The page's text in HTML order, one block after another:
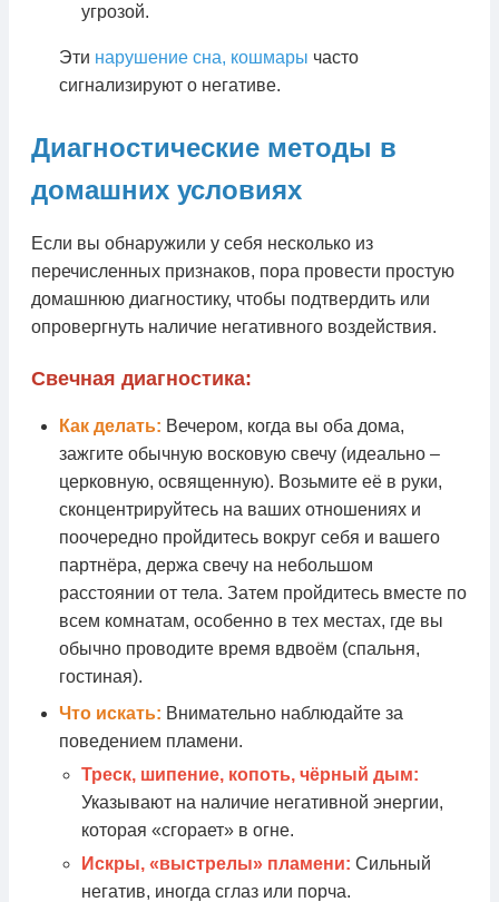
угрозой.
Эти нарушение сна, кошмары часто
сигнализируют о негативе.
Диагностические методы в
домашних условиях
Если вы обнаружили у себя несколько из
перечисленных признаков, пора провести простую
домашнюю диагностику, чтобы подтвердить или
опровергнуть наличие негативного воздействия.
Свечная диагностика:
Как делать: Вечером, когда вы оба дома,
зажгите обычную восковую свечу (идеально –
церковную, освященную). Возьмите её в руки,
сконцентрируйтесь на ваших отношениях и
поочередно пройдитесь вокруг себя и вашего
партнёра, держа свечу на небольшом
расстоянии от тела. Затем пройдитесь вместе по
всем комнатам, особенно в тех местах, где вы
обычно проводите время вдвоём (спальня,
гостиная).
Что искать: Внимательно наблюдайте за
поведением пламени.
Треск, шипение, копоть, чёрный дым:
Указывают на наличие негативной энергии,
которая «сгорает» в огне.
Искры, «выстрелы» пламени: Сильный
негатив, иногда сглаз или порча.